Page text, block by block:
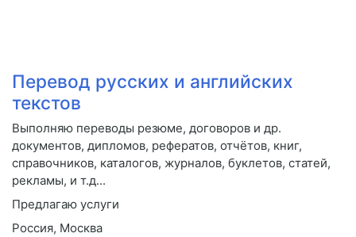
Перевод русских и английских
текстов
Выполняю переводы резюме, договоров и др.
документов, дипломов, рефератов, отчётов, книг,
справочников, каталогов, журналов, буклетов, статей,
рекламы, и т.д...
Предлагаю услуги
Россия, Москва